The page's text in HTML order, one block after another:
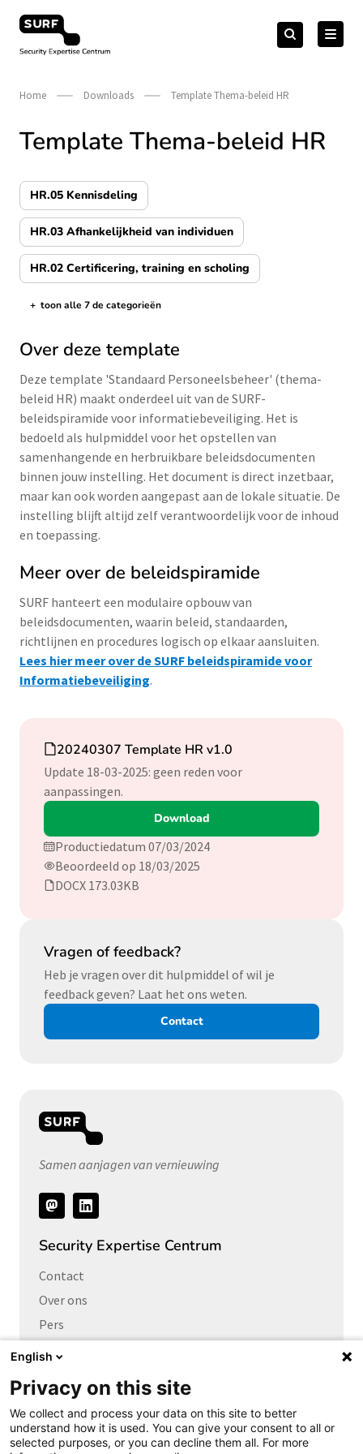
naar
Security Expertise Centrum – by SURF
Zoeken
naar:Zoeken
Home Downloads Template Thema-beleid HR
Template Thema-beleid HR
HR.05 Kennisdeling
HR.03 Afhankelijkheid van individuen
HR.02 Certificering, training en scholing
de categorieën tonen/verbergen
+ toon alle 7 de categorieën
Over deze template
Deze template 'Standaard Personeelsbeheer' (thema-
beleid HR) maakt onderdeel uit van de SURF-
beleidspiramide voor informatiebeveiliging. Het is
bedoeld als hulpmiddel voor het opstellen van
samenhangende en herbruikbare beleidsdocumenten
binnen jouw instelling. Het document is direct inzetbaar,
maar kan ook worden aangepast aan de lokale situatie. De
instelling blijft altijd zelf verantwoordelijk voor de inhoud
en toepassing.
Meer over de beleidspiramide
SURF hanteert een modulaire opbouw van
beleidsdocumenten, waarin beleid, standaarden,
richtlijnen en procedures logisch op elkaar aansluiten.
Lees hier meer over de SURF beleidspiramide voor
Informatiebeveiliging.
Download
20240307 Template HR v1.0
Update 18-03-2025: geen reden voor
aanpassingen.
Download
Productiedatum 07/03/2024
Beoordeeld op 18/03/2025
DOCX 173.03KB
Vragen of feedback?
Heb je vragen over dit hulpmiddel of wil je
feedback geven? Laat het ons weten.
Contact
Samen aanjagen van vernieuwing
Volg
ons
Security Expertise Centrum
Contact
Over ons
Pers
Vacatures
Links naar
Cybersecurity Community
Platform Integrale veiligheid
English
Privacy on this site
We collect and process your data on this site to better
understand how it is used. You can give your consent to all or
selected purposes, or you can decline them all. For more